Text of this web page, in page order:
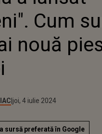
Cum
nouă
Publicat:
joi, 4 iulie 2024
sursă preferată în Google